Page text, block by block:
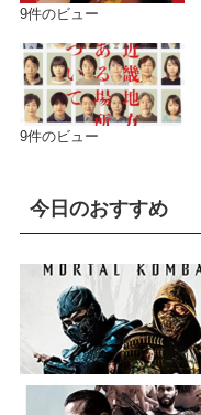
9件のビュー
9件のビュー
今日のおすすめ